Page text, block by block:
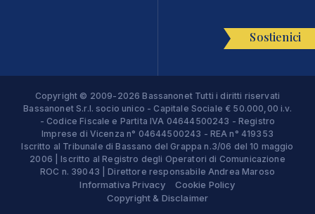
Sostienici
Copyright © 2009-2026 Bassanonet Tutti i diritti riservati
Bassanonet S.r.l. socio unico - Capitale Sociale € 50.000,00 i.v.
- Codice Fiscale e Partita IVA 04644500243 - Registro
Imprese di Vicenza n° 04644500243 - REA n° 419353
Iscritto al Tribunale di Bassano del Grappa n.3/06 del 10 maggio
2006 | Iscritto al Registro degli Operatori di Comunicazione
ROC n. 39043 | Direttore responsabile Andrea Maroso
Informativa Privacy
Cookie Policy
Copyright & Disclaimer